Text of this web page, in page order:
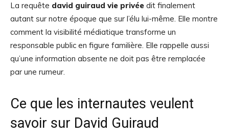
La requête david guiraud vie privée dit finalement
autant sur notre époque que sur l’élu lui-même. Elle montre
comment la visibilité médiatique transforme un
responsable public en figure familière. Elle rappelle aussi
qu’une information absente ne doit pas être remplacée
par une rumeur.
Ce que les internautes veulent
savoir sur David Guiraud